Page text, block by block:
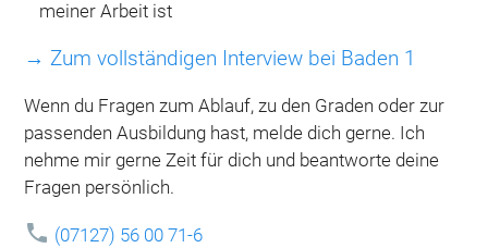
meiner Arbeit ist
→ Zum vollständigen Interview bei Baden 1
Wenn du Fragen zum Ablauf, zu den Graden oder zur
passenden Ausbildung hast, melde dich gerne. Ich
nehme mir gerne Zeit für dich und beantworte deine
Fragen persönlich.
 (07127) 56 00 71-6